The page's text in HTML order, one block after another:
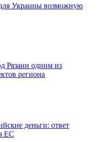
Украины возможную
Рязани одним из
региона
деньги: ответ
EC